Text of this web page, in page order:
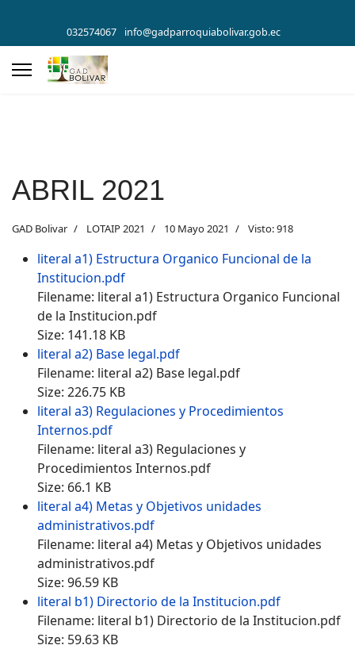
032574067 info@gadparroquiabolivar.gob.ec
ABRIL 2021
GAD Bolivar LOTAIP 2021 10 Mayo 2021 Visto: 918
literal a1) Estructura Organico Funcional de la
Institucion.pdf
Filename: literal a1) Estructura Organico Funcional
de la Institucion.pdf
Size: 141.18 KB
literal a2) Base legal.pdf
Filename: literal a2) Base legal.pdf
Size: 226.75 KB
literal a3) Regulaciones y Procedimientos
Internos.pdf
Filename: literal a3) Regulaciones y
Procedimientos Internos.pdf
Size: 66.1 KB
literal a4) Metas y Objetivos unidades
administrativos.pdf
Filename: literal a4) Metas y Objetivos unidades
administrativos.pdf
Size: 96.59 KB
literal b1) Directorio de la Institucion.pdf
Filename: literal b1) Directorio de la Institucion.pdf
Size: 59.63 KB